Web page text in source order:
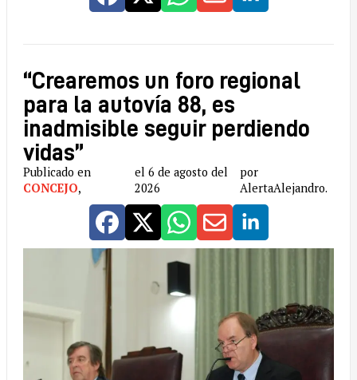
“Crearemos un foro regional
para la autovía 88, es
inadmisible seguir perdiendo
vidas”
Publicado en
CONCEJO,
el 6 de agosto del
2026
por
AlertaAlejandro.